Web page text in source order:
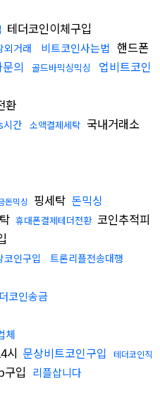
테더코인이체구입
외거래 비트코인사는법 핸드폰
의 골드바믹싱믹싱
업비트코인
환
시간 소액결제세탁 국내거래소
돈믹싱 핑세탁 돈믹싱
휴대폰결제테더전환 코인추적피
코인구입 트론리플전송대행
코인송금
체
시 문상비트코인구입
테더코인직
입 리플삽니다